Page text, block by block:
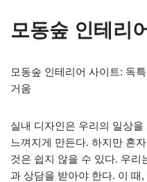
모동숲 인테리
모동숲 인테리어 사이트: 독
거움
실내 디자인은 우리의 일상
느껴지게 만든다. 하지만 혼
것은 쉽지 않을 수 있다. 우리
과 상담을 받아야 한다. 이 때